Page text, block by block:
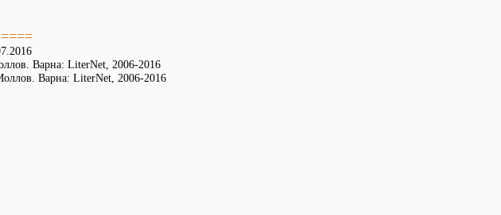
Варна: LiterNet, 2006-2016
Варна: LiterNet, 2006-2016